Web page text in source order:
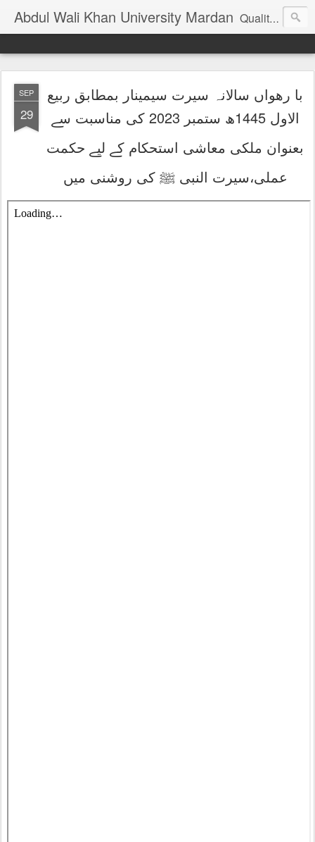
Abdul Wali Khan University Mardan Quality Education at Doorstep
SEP
29
با رھواں سالانہ سیرت سیمینار بمطابق ربیع
الاول 1445ھ ستمبر 2023 کی مناسبت سے
بعنوان ملکی معاشی استحکام کے لیے حکمت
عملی،سیرت النبی ﷺ کی روشنی میں